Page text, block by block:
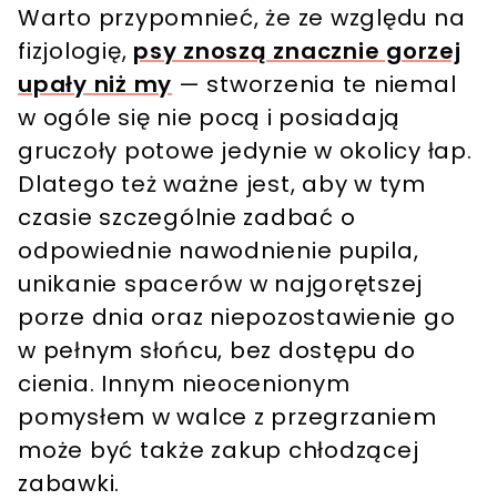
Warto przypomnieć, że ze względu na
fizjologię, psy znoszą znacznie gorzej
upały niż my — stworzenia te niemal
w ogóle się nie pocą i posiadają
gruczoły potowe jedynie w okolicy łap.
Dlatego też ważne jest, aby w tym
czasie szczególnie zadbać o
odpowiednie nawodnienie pupila,
unikanie spacerów w najgorętszej
porze dnia oraz niepozostawienie go
w pełnym słońcu, bez dostępu do
cienia. Innym nieocenionym
pomysłem w walce z przegrzaniem
może być także zakup chłodzącej
zabawki.